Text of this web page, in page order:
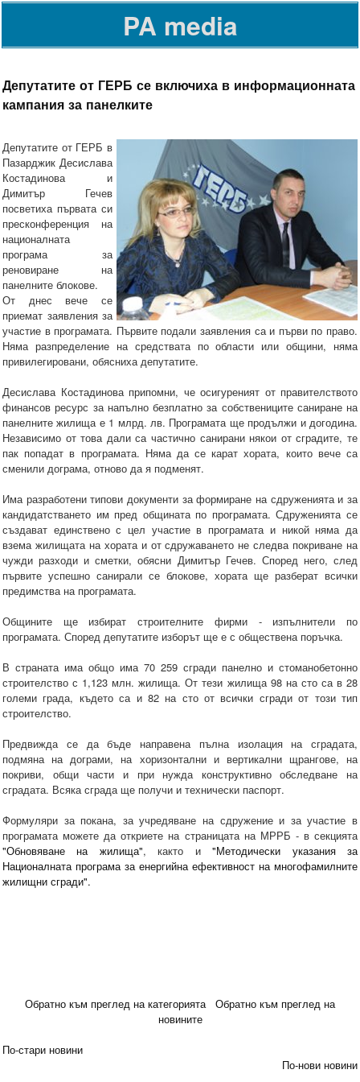
PA media
Депутатите от ГЕРБ се включиха в информационната
кампания за панелките
Депутатите от ГЕРБ в
Пазарджик Десислава
Костадинова и
Димитър Гечев
посветиха първата си
пресконференция на
националната
програма за
реновиране на
панелните блокове.
От днес вече се
приемат заявления за
участие в програмата. Първите подали заявления са и първи по право.
Няма разпределение на средствата по области или общини, няма
привилегировани, обясниха депутатите.
Десислава Костадинова припомни, че осигуреният от правителството
финансов ресурс за напълно безплатно за собствениците саниране на
панелните жилища е 1 млрд. лв. Програмата ще продължи и догодина.
Независимо от това дали са частично санирани някои от сградите, те
пак попадат в програмата. Няма да се карат хората, които вече са
сменили дограма, отново да я подменят.
Има разработени типови документи за формиране на сдруженията и за
кандидатстването им пред общината по програмата. Сдруженията се
създават единствено с цел участие в програмата и никой няма да
взема жилищата на хората и от сдружаването не следва покриване на
чужди разходи и сметки, обясни Димитър Гечев. Според него, след
първите успешно санирали се блокове, хората ще разберат всички
предимства на програмата.
Общините ще избират строителните фирми - изпълнители по
програмата. Според депутатите изборът ще е с обществена поръчка.
В страната има общо има 70 259 сгради панелно и стоманобетонно
строителство с 1,123 млн. жилища. От тези жилища 98 на сто са в 28
големи града, където са и 82 на сто от всички сгради от този тип
строителство.
Предвижда се да бъде направена пълна изолация на сградата,
подмяна на дограми, на хоризонтални и вертикални щрангове, на
покриви, общи части и при нужда конструктивно обследване на
сградата. Всяка сграда ще получи и технически паспорт.
Формуляри за покана, за учредяване на сдружение и за участие в
програмата можете да откриете на страницата на МРРБ - в секцията
"Обновяване на жилища", както и"Методически указания за
Националната програма за енергийна ефективност на многофамилните
жилищни сгради".
Обратно към преглед на категорията
Обратно към преглед на
новините
По-стари новини
По-нови новини